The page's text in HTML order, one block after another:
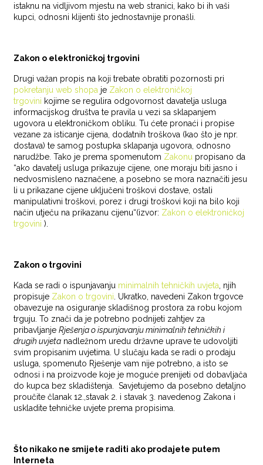
istaknu na vidljivom mjestu na web stranici, kako bi ih vaši
kupci, odnosni klijenti što jednostavnije pronašli.
Zakon o elektroničkoj trgovini
Drugi važan propis na koji trebate obratiti pozornosti pri
pokretanju web shopa je Zakon o elektroničkoj
trgovini kojime se regulira odgovornost davatelja usluga
informacijskog društva te pravila u vezi sa sklapanjem
ugovora u elektroničkom obliku. Tu ćete pronaći i propise
vezane za isticanje cijena, dodatnih troškova (kao što je npr.
dostava) te samog postupka sklapanja ugovora, odnosno
narudžbe. Tako je prema spomenutom Zakonu propisano da
“ako davatelj usluga prikazuje cijene, one moraju biti jasno i
nedvosmisleno naznačene, a posebno se mora naznačiti jesu
li u prikazane cijene uključeni troškovi dostave, ostali
manipulativni troškovi, porez i drugi troškovi koji na bilo koji
način utječu na prikazanu cijenu“(izvor: Zakon o elektroničkoj
trgovini ).
Zakon o trgovini
Kada se radi o ispunjavanju minimalnih tehničkih uvjeta , njih
propisuje Zakon o trgovini . Ukratko, navedeni Zakon trgovce
obavezuje na osiguranje skladišnog prostora za robu kojom
trguju. To znači da je potrebno podnijeti zahtjev za
pribavljanjeRješenja o ispunjavanju minimalnih tehničkih i
drugih uvjeta nadležnom uredu državne uprave te udovoljiti
svim propisanim uvjetima. U slučaju kada se radi o prodaju
usluga, spomenuto Rješenje vam nije potrebno, a isto se
odnosi i na proizvode koje je moguće prenijeti od dobavljača
do kupca bez skladištenja. Savjetujemo da posebno detaljno
proučite članak 12.,stavak 2. i stavak 3. navedenog Zakona i
uskladite tehničke uvjete prema propisima.
Što nikako ne smijete raditi ako prodajete putem
Interneta